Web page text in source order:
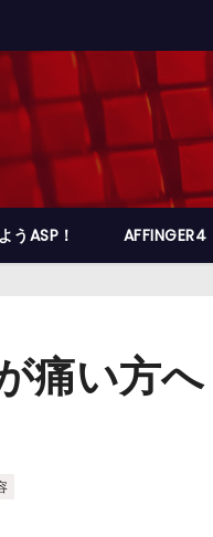
うASP！ AFFINGER4
痛い方へ